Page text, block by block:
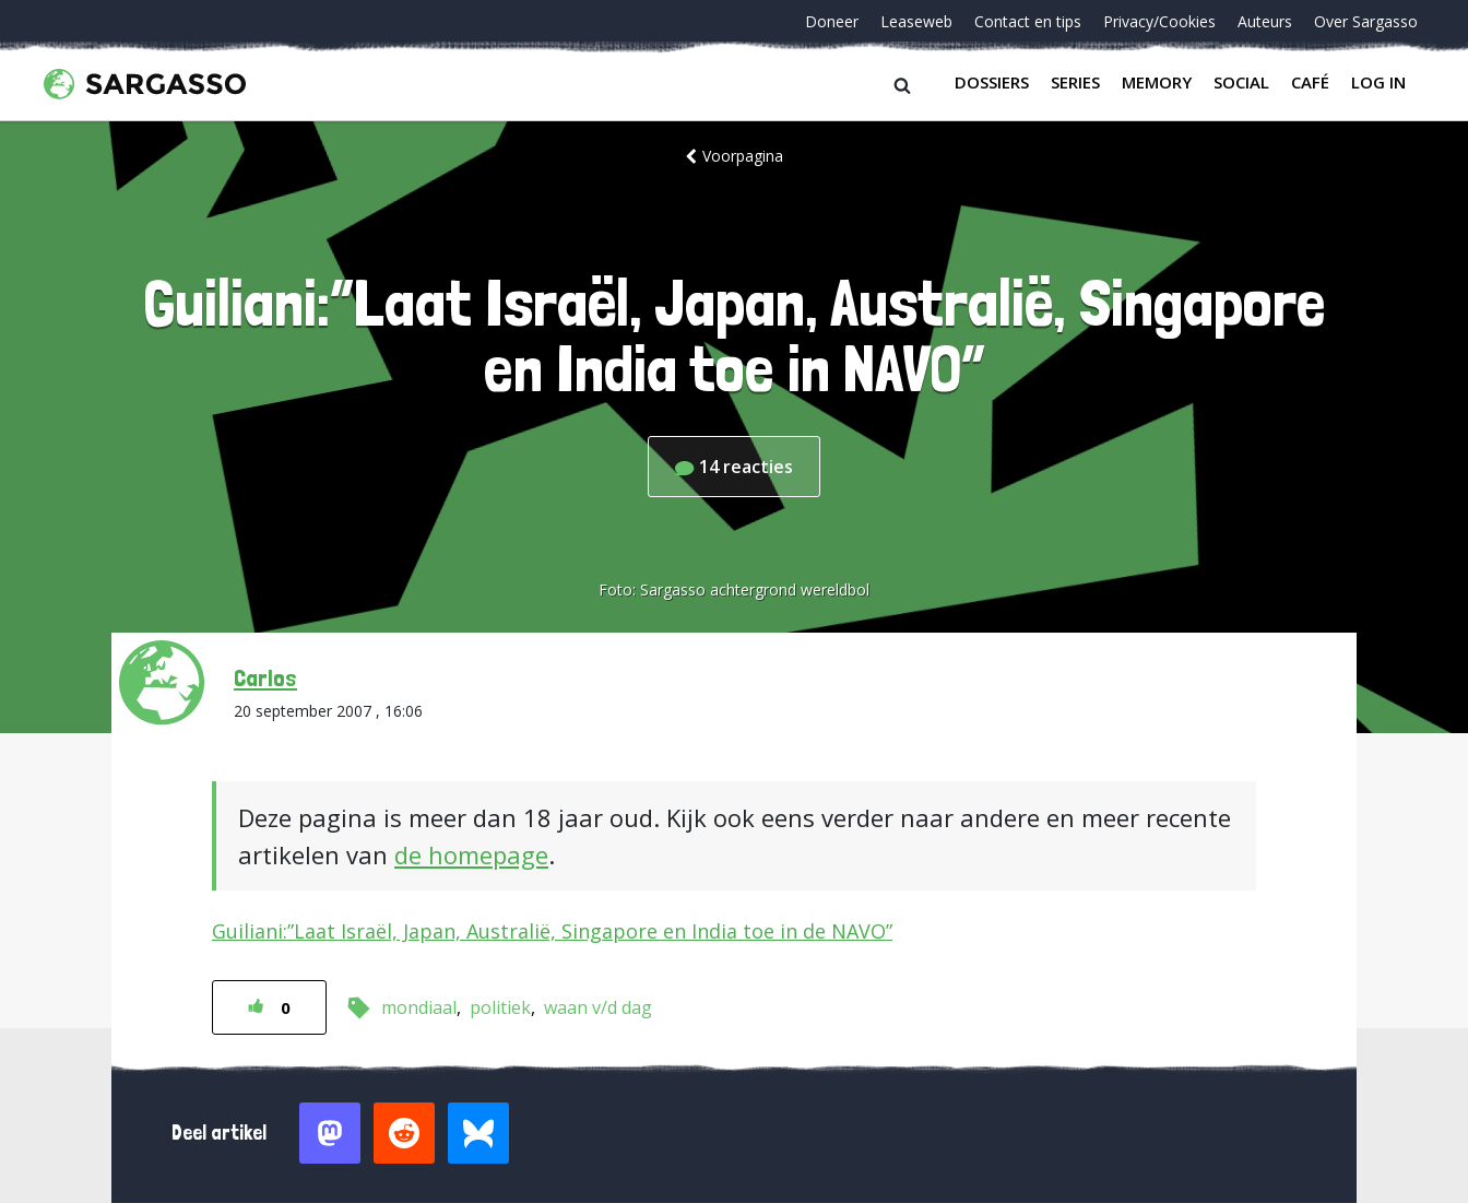
Doneer Leaseweb Contact en tips Privacy/Cookies Auteurs Over Sargasso
DOSSIERS SERIES MEMORY SOCIAL CAFÉ LOG IN
Voorpagina
Guiliani:”Laat Israël, Japan, Australië, Singapore
en India toe in NAVO”
14 reacties
Foto: Sargasso achtergrond wereldbol
Carlos
20 september 2007 , 16:06
Deze pagina is meer dan 18 jaar oud. Kijk ook eens verder naar andere en meer recente
artikelen van de homepage.
Guiliani:”Laat Israël, Japan, Australië, Singapore en India toe in de NAVO”
0 mondiaal politiek waan v/d dag
Deel artikel